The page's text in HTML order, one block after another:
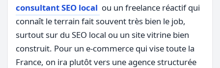
consultant SEO local ou un freelance réactif qui
connaît le terrain fait souvent très bien le job,
surtout sur du SEO local ou un site vitrine bien
construit. Pour un e-commerce qui vise toute la
France, on ira plutôt vers une agence structurée